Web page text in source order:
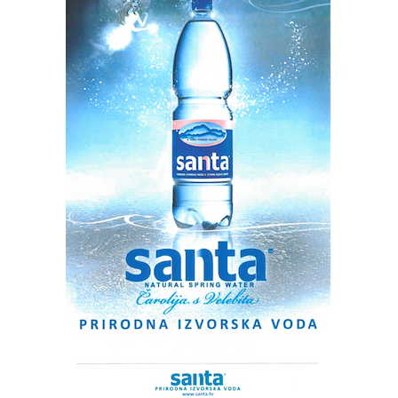
subotu 8. kolovoza s početkom u 9 sati na Gradskoj
tržnici kod kapele sv. Roka. Manifestaciji posvećenoj
očuvanju i promociji naše bogate maslinarske baštine.
„Bit će svega“, kažu. Od kušavanja ulja naših autohtonih
sorti Plavice, Mašnjače, Drobnice i drugih gotovo
zaboravljenih sorti do zanimljivih radionica Gastro
druženje uz cooking show i chefa AntuMravka.
Radionica dr. Šime Marcelića
U međuvremenu doc. dr. Šime Marcelić s Odjela za
ekologiju, agronomiju i akvakulturu Sveučilišta u Zadru
održat će zanimljivo predavanje o važnosti autohtonih i
samoniklih sorti. Kako se na području Zadarske županije
realizira međunarodni CENTRAL-BIC program vrijedan
2,4 milijuna EUR-a. Tim sredstvima u sklopu
Donjem podinut je nasad s ciljem proizvodnje sadnog